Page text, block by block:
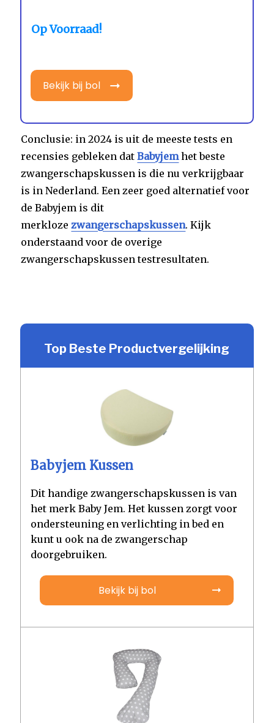
Op Voorraad!
Bekijk bij bol
Conclusie: in 2024 is uit de meeste tests en
recensies gebleken datBabyjemhet beste
zwangerschapskussen is die nu verkrijgbaar
is in Nederland. Een zeer goed alternatief voor
de Babyjem is dit
merklozezwangerschapskussen. Kijk
onderstaand voor de overige
zwangerschapskussen testresultaten.
Top Beste Productvergelijking
Babyjem Kussen
Dit handige zwangerschapskussen is van
het merk Baby Jem. Het kussen zorgt voor
ondersteuning en verlichting in bed en
kunt u ook na de zwangerschap
doorgebruiken.
Bekijk bij bol